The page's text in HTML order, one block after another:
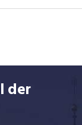
der